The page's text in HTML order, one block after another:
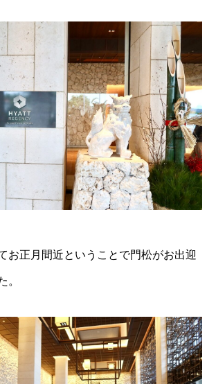
お正月間近ということで門松がお出迎
。